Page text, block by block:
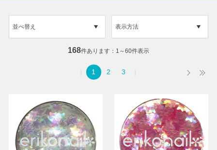
表示方法
並べ替え
168件あります 1～60件表示
1 2 3